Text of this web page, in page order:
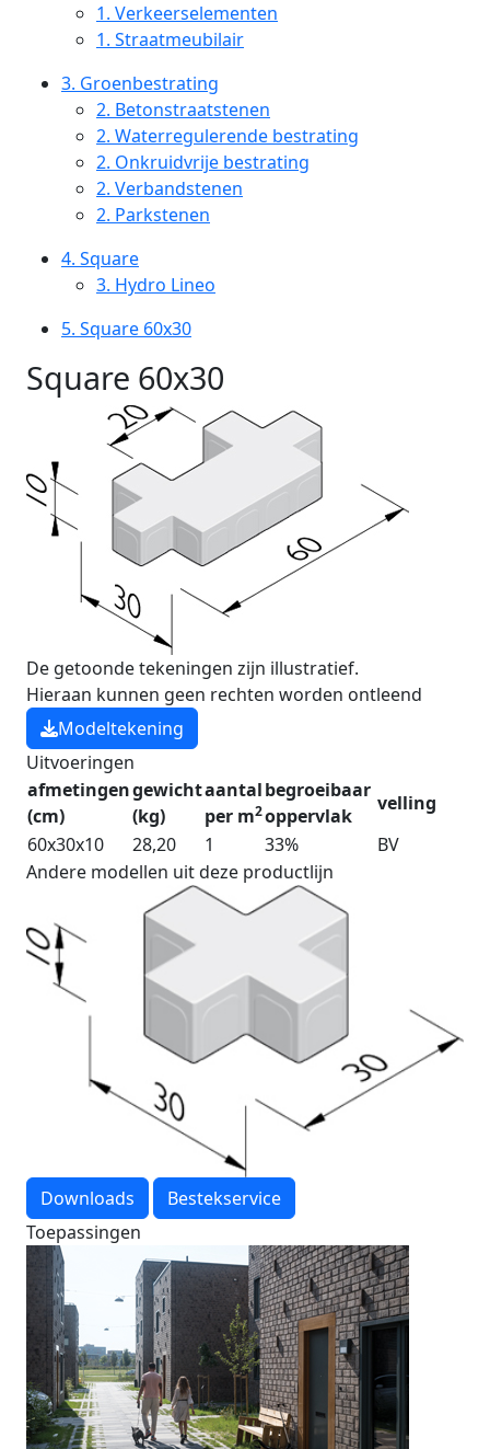
1. Verkeerselementen
1. Straatmeubilair
3. Groenbestrating
2. Betonstraatstenen
2. Waterregulerende bestrating
2. Onkruidvrije bestrating
2. Verbandstenen
2. Parkstenen
4. Square
3. Hydro Lineo
5. Square 60x30
Square 60x30
De getoonde tekeningen zijn illustratief.
Hieraan kunnen geen rechten worden ontleend
Modeltekening
Uitvoeringen
afmetingen
(cm)
gewicht
(kg)
aantal
per m2
begroeibaar
oppervlak
velling
60x30x10
28,20 1 33%
BV
Andere modellen uit deze productlijn
Downloads
Bestekservice
Toepassingen